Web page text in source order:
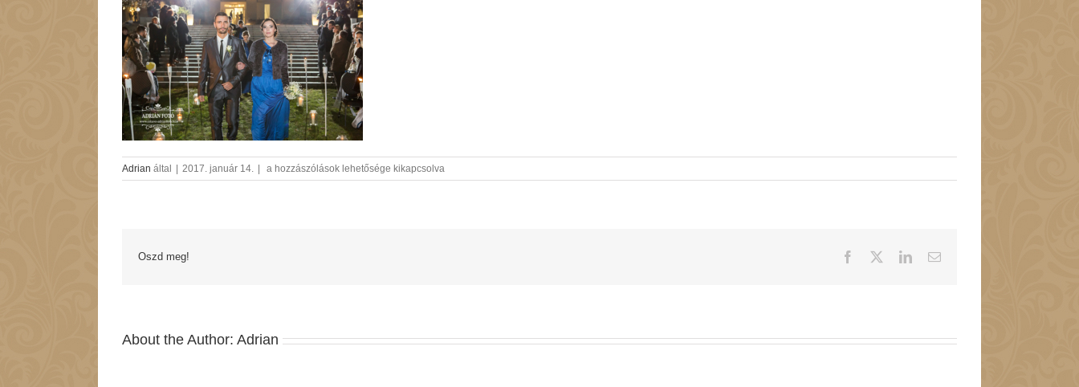
Adrian által 2017. január 14.
eskuvo-
AdrianFoto_AA14
a hozzászólások lehetősége kikapcsolva
Oszd meg! Facebook LinkedInEmail:
About the Author: Adrian